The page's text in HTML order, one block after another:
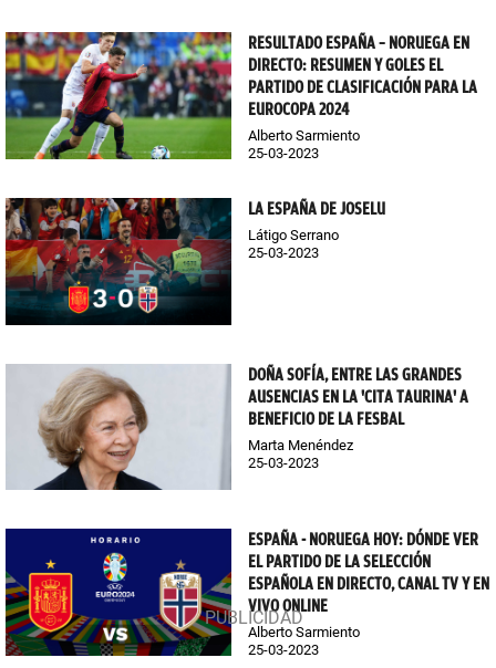
RESULTADO ESPAÑA – NORUEGA EN
DIRECTO: RESUMEN Y GOLES EL
PARTIDO DE CLASIFICACIÓN PARA LA
EUROCOPA 2024
Alberto Sarmiento
25-03-2023
LA ESPAÑA DE JOSELU
Látigo Serrano
25-03-2023
DOÑA SOFÍA, ENTRE LAS GRANDES
AUSENCIAS EN LA 'CITA TAURINA' A
BENEFICIO DE LA FESBAL
Marta Menéndez
25-03-2023
ESPAÑA - NORUEGA HOY: DÓNDE VER
EL PARTIDO DE LA SELECCIÓN
ESPAÑOLA EN DIRECTO, CANAL TV Y EN
VIVO ONLINE
Alberto Sarmiento
25-03-2023